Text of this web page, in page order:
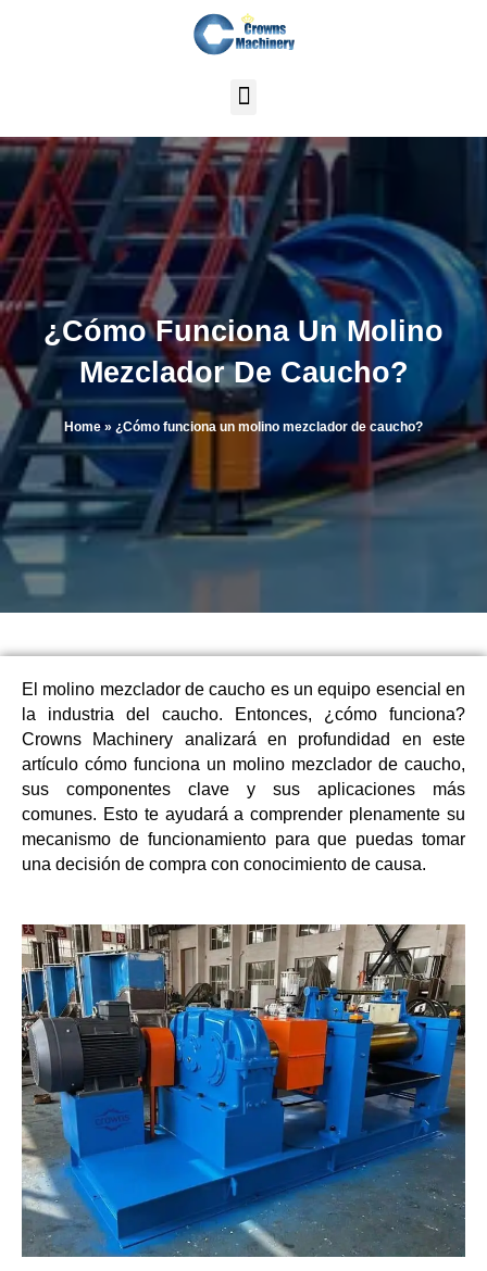
¿Cómo Funciona Un Molino
Mezclador De Caucho?
Home » ¿Cómo funciona un molino mezclador de caucho?
El molino mezclador de caucho es un equipo esencial en
la industria del caucho. Entonces, ¿cómo funciona?
Crowns Machinery analizará en profundidad en este
artículo cómo funciona un molino mezclador de caucho,
sus componentes clave y sus aplicaciones más
comunes. Esto te ayudará a comprender plenamente su
mecanismo de funcionamiento para que puedas tomar
una decisión de compra con conocimiento de causa.